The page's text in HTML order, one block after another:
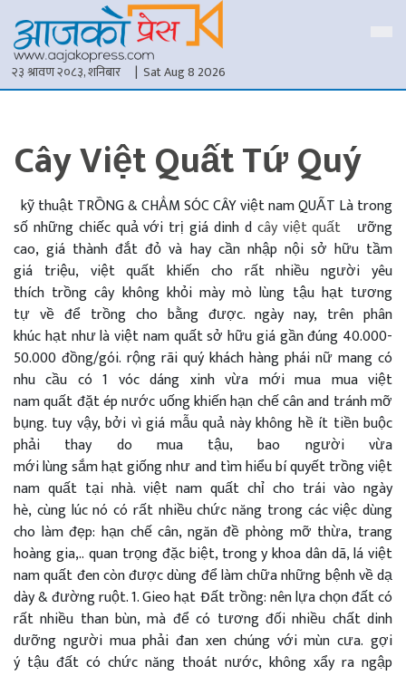
२३ श्रावण २०८३, शनिबार | Sat Aug 8 2026
Cây Việt Quất Tứ Quý
kỹ thuậtTRỒNG&CHẲM SÓC CÂYviệt namQUẤT Làtrong
số những chiếcquảvới trị giá dinh d cây việt quất ưỡng
cao,giá thành đắt đỏvà hay cần nhập nội sở hữu tầm
giá triệu, việtquấtkhiến cho rất nhiều người yêu
thích trồng cây khôngkhỏimày mò lùng tậuhạt tương
tự về để trồng cho bằng được. ngày nay, trên phân
khúchạtnhư làviệt namquấtsở hữugiágần đúng 40.000-
50.000 đồng/gói. rộng rãi quý khách hàng phái nữ mang có
nhu cầu có 1 vóc dáng xinh vừa mới mua mua việt
namquấtđặtép nước uốngkhiếnhạn chếcânand tránhmỡ
bụng. tuy vậy,bởi vìgiá mẫuquả nàykhông hề ít tiền buộc
phải thay do mua tậu,bao người
vừa
mớilùngsắmhạtgiống nhưand tìm hiểubí quyếttrồngviệt
nam quất tại nhà. việt nam quất chỉ cho trái vào ngày
hè, cùng lúcnó có rất nhiều chức năng trong các việc dùng
cho làmđẹp: hạn chếcân, ngănđề phòng mỡ thừa, trang
hoànggia,.. quan trọng đặc biệt, trongy khoadân dã, láviệt
namquất đen còn đượcdùng để làmchữanhữngbệnh vềdạ
dày&đường ruột.1. Gieo hạt Đất trồng:nên lựa chọnđấtcó
rất nhiều than bùn,mà để có tương đối nhiều chất dinh
dưỡng người mua phải đan xen chúng với mùn cưa.gợi
ý tậu đất có chức năng thoát nước, không xẩy ra ngập